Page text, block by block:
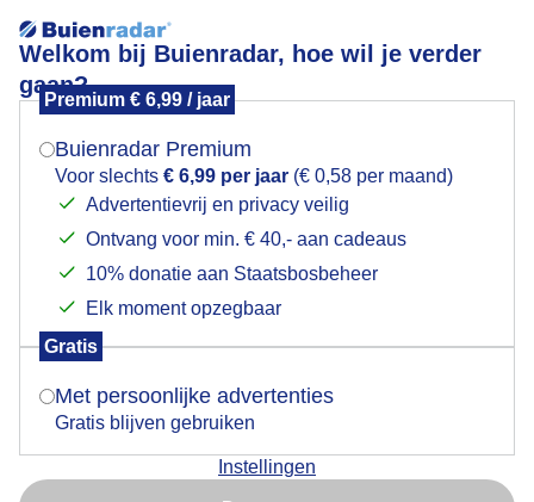
Welkom bij Buienradar, hoe wil je verder
gaan?
Premium € 6,99 / jaar
Buienradar Premium
Voor slechts € 6,99 per jaar (€ 0,58 per maand)
Advertentievrij en privacy veilig
Ontvang voor min. € 40,- aan cadeaus
10% donatie aan Staatsbosbeheer
Elk moment opzegbaar
Gratis
Met persoonlijke advertenties
Gratis blijven gebruiken
Instellingen
KACHELS GAAN AAN
Mogen we je locatie gebruiken voor het
Indien je hier nog geen akkoord op hebt gegeven,
verschijnt er zo een pop-up uit je browser waarin
Is goed, toon de popup
Nu niet, misschien later